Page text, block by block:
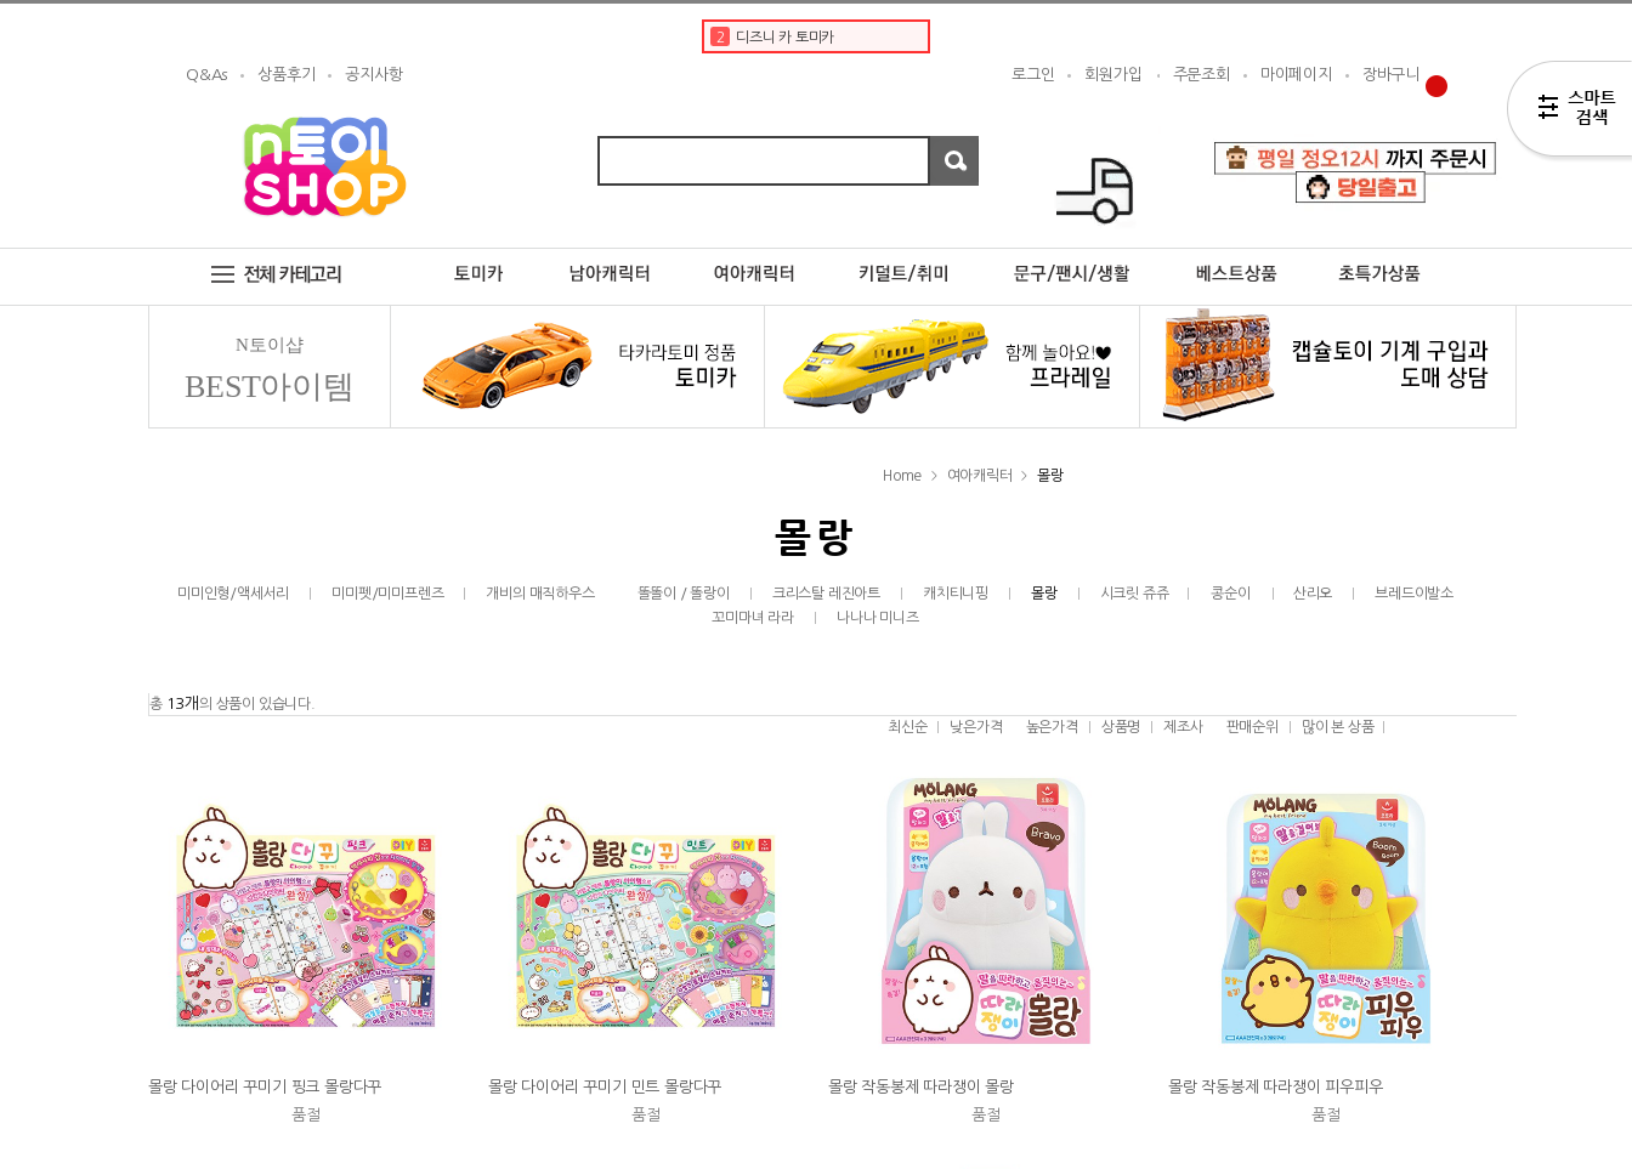
2 디즈니 카 토미카
5 페라리
8 포켓몬카드
9 스바루
1
Q&As 상품후기 공지사항 로그인 회원가입 주문조회 마이페이지 장바구니
N토이샵
BEST아이템
몰랑
Home > 여아캐릭터 > 몰랑
미미인형/액세서리 미미펫/미미프렌즈 개비의 매직하우스 똘똘이 / 똘랑이 크리스탈 레진아트 캐치티니핑 몰랑 시크릿 쥬쥬 콩순이 산리오
브레드이발소
꼬미마녀 라라
나나나 미니즈
총 13개의 상품이 있습니다.
최신순
낮은가격 높은가격 상품명 제조사 판매순위 많이 본 상품
몰랑 다이어리 꾸미기 핑크 몰랑다꾸
품절
몰랑 다이어리 꾸미기 민트 몰랑다꾸
품절
몰랑 작동봉제 따라쟁이 몰랑
품절
몰랑 작동봉제 따라쟁이 피우피우
품절